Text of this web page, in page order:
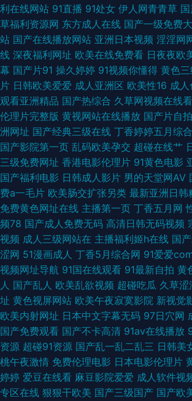
人精品在线视频 女同人妻睡女同bp 天天透伊人 免费
免费观看 91大神双飞美女 男人天堂vv 95视频福利导
日本a啊v在下观看 超碰在线播放福利91 91Cn亚洲
产精品 亚洲免费 婷婷五月天激情文学 91豆奶 日韩
色 99久久精品无码 东方AV在线国内自拍 97就去干网
费在线观看 91小视频网站 91色日网 91吃瓜麻豆观看
美色图婷婷五月天 韩国青草无码 AV片区 91九色屁股
日韩AV高清 91蝌蚪网站 91豆花制片厂 五月天综合
在线 91探花精品在线播放 亚洲一区二区蜜桃 欧美色图
涩网站 91热爆视频 亚州日韩视频 蜜桃久久91 成人网
欧美性一二 国产黑丝精品 91福利淫导航 先锋资源欧
先锋天堂av 91干屄 91传媒视频传媒视频 91色色小视
免费视频网站 97視頻資源共享 夜趣91福利社 青青草
利在线网站 91直播 91处女 伊人网青青草
草福利资源网 东方成人在线 国产一级免费
站 国产在线播放网站 亚洲日本视频 淫淫网
线 深夜福利网址 欧美在线免费看 日夜夜欧
幕 国产片91 操久婷婷 91视频你懂得 黄色
片 日韩欧美爱爱 成人亚洲区 欧美性16 成
观看亚洲精品 国产热综合 久草网视频在线看
伦理片完整版 黄视网站在线播放 国产片自拍
洲网址 国产经典三级在线 丁香婷婷五月综合
国产影院第一页 乱码欧美孕交 超碰在线艹
三级免费网址 香港电影伦理片 91黄色电影
国产福利电影 日韩成人影片 男的天堂网AV
费a一毛片 欧美肠交扩张另类 最新亚洲日韩
免费黄色网址在线 主播第一页 丁香五月网
频78 国产成人免费无码 高清日韩无码视频
视频 成人三级网站在 主播福利姬h在线 国
涩网 51漫画成人 丁香5月综合网 91爱爱
视频网址导航 91国在线观看 91最新自拍 黄
人 国产乱人 欧美乱欲视频 超碰吃瓜 久草涩
址 黄色视屏网站 欧美午夜寂寞影院 新视觉
欧美内射网址 日本中文字幕无码 97日穴网
国产免费观看 国产不卡高清 91av在线播放
资源 超碰91资源 国产乱一乱二乱三 日韩美
桃午夜激情 免费伦理电影 日本电影伦理片
婷婷 爱豆在线看 麻豆影院爱爱 成人软件视
专区在线 狠狠干欧美 国产三级国产 国产欧